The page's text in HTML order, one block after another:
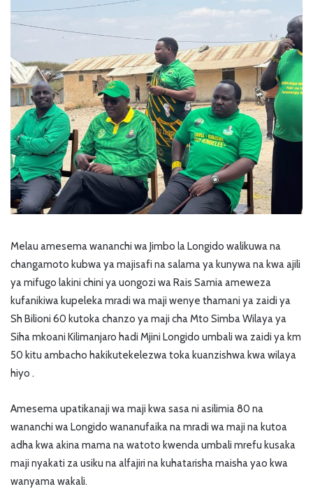
Melau amesema wananchi wa Jimbo la Longido walikuwa na
changamoto kubwa ya majisafi na salama ya kunywa na kwa ajili
ya mifugo lakini chini ya uongozi wa Rais Samia ameweza
kufanikiwa kupeleka mradi wa maji wenye thamani ya zaidi ya
Sh Bilioni 60 kutoka chanzo ya maji cha Mto Simba Wilaya ya
Siha mkoani Kilimanjaro hadi Mjini Longido umbali wa zaidi ya km
50 kitu ambacho hakikutekelezwa toka kuanzishwa kwa wilaya
hiyo .
Amesema upatikanaji wa maji kwa sasa ni asilimia 80 na
wananchi wa Longido wananufaika na mradi wa maji na kutoa
adha kwa akina mama na watoto kwenda umbali mrefu kusaka
maji nyakati za usiku na alfajiri na kuhatarisha maisha yao kwa
wanyama wakali.